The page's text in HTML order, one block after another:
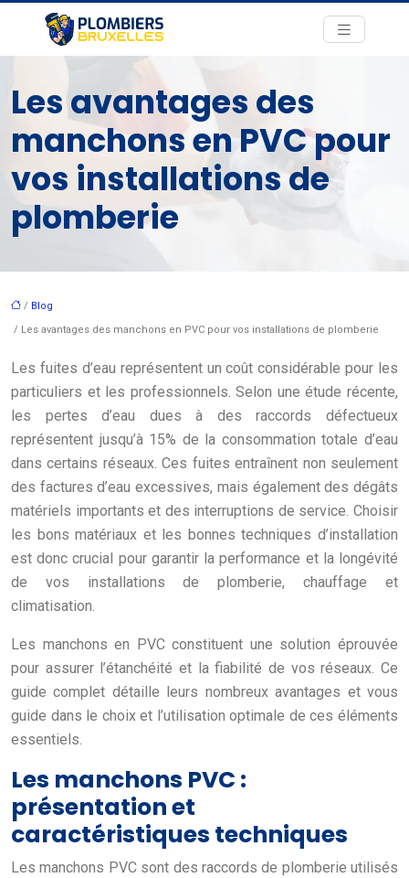
Les avantages des
manchons en PVC pour
vos installations de
plomberie
/ Blog
/ Les avantages des manchons en PVC pour vos installations de plomberie
Les fuites d’eau représentent un coût considérable pour les
particuliers et les professionnels. Selon une étude récente,
les pertes d’eau dues à des raccords défectueux
représentent jusqu’à 15% de la consommation totale d’eau
dans certains réseaux. Ces fuites entraînent non seulement
des factures d’eau excessives, mais également des dégâts
matériels importants et des interruptions de service. Choisir
les bons matériaux et les bonnes techniques d’installation
est donc crucial pour garantir la performance et la longévité
de vos installations de plomberie, chauffage et
climatisation.
Les manchons en PVC constituent une solution éprouvée
pour assurer l’étanchéité et la fiabilité de vos réseaux. Ce
guide complet détaille leurs nombreux avantages et vous
guide dans le choix et l’utilisation optimale de ces éléments
essentiels.
Les manchons PVC :
présentation et
caractéristiques techniques
Les manchons PVC sont des raccords de plomberie utilisés